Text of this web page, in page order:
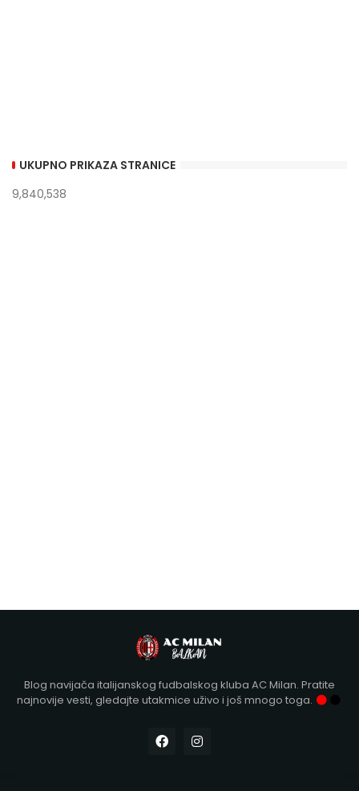
UKUPNO PRIKAZA STRANICE
9,840,538
Blog navijača italijanskog fudbalskog kluba AC Milan. Pratite
najnovije vesti, gledajte utakmice uživo i još mnogo toga.